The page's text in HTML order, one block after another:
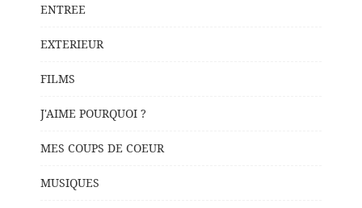
ENTREE
EXTERIEUR
FILMS
J'AIME POURQUOI ?
MES COUPS DE COEUR
MUSIQUES